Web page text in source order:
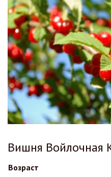
Вишня Войлочная
Возраст